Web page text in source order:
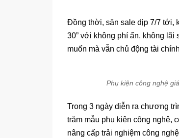
Đồng thời, săn sale dịp 7/7 tới,
30” với không phí ẩn, không
muốn mà vẫn chủ động tài
Phụ kiện công nghệ
Trong 3 ngày diễn ra chương
trăm mẫu phụ kiện công nghệ,
nâng cấp trải nghiệm công